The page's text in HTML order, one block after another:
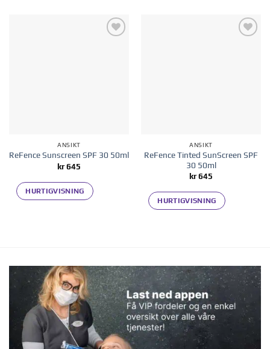
ANSIKT
ReFence Sunscreen SPF 30 50ml
kr645
HURTIGVISNING
ANSIKT
ReFence Tinted SunScreen SPF
30 50ml
kr645
HURTIGVISNING